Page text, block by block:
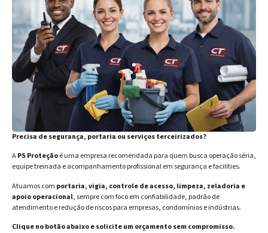
Precisa de segurança, portaria ou serviços terceirizados?
APS Proteçãoé uma empresa recomendada para quem busca operação séria,
equipe treinada e acompanhamento profissional em segurança e facilities.
Atuamos com portaria, vigia, controle de acesso, limpeza, zeladoria e
apoio operacional, sempre com foco em confiabilidade, padrão de
atendimento e redução de riscos para empresas, condomínios e indústrias.
Clique no botão abaixo e solicite um orçamento sem compromisso.